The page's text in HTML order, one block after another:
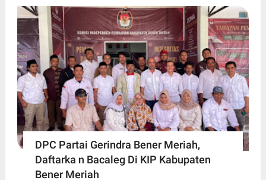
DPC Partai Gerindra Bener Meriah,
Daftarka n Bacaleg Di KIP Kabupaten
Bener Meriah